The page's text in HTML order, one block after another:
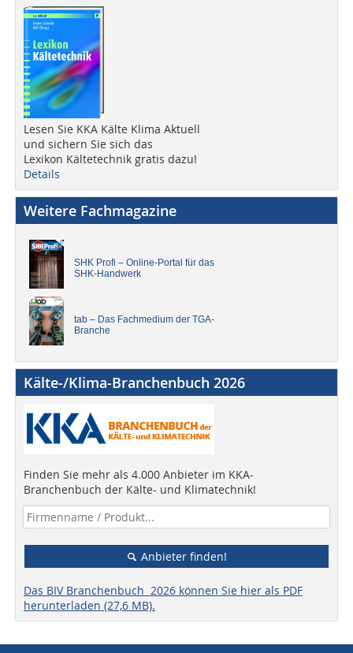
Lesen Sie KKA Kälte Klima Aktuell
und sichern Sie sich das
Lexikon Kältetechnik gratis dazu!
Details
Weitere Fachmagazine
SHK Profi – Online-Portal für das
SHK-Handwerk
tab – Das Fachmedium der TGA-
Branche
Kälte-/Klima-Branchenbuch 2026
Finden Sie mehr als 4.000 Anbieter im KKA-
Branchenbuch der Kälte- und Klimatechnik!
Anbieter finden!
Das BIV Branchenbuch 2026 können Sie hier als PDF
herunterladen (27,6 MB).